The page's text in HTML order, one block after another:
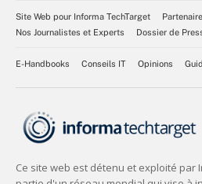
Site Web pour Informa TechTarget
Nos Journalistes et Experts
Dossier de
E-Handbooks Conseils IT Opinions